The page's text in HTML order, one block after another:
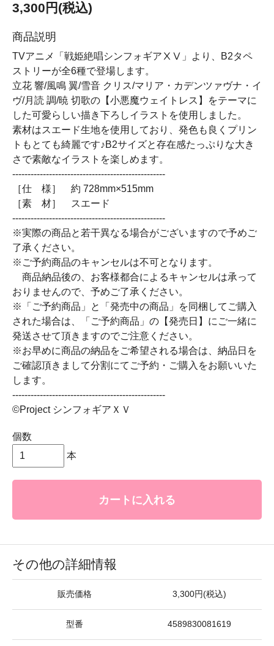
3,300円(税込)
商品説明
TVアニメ「戦姫絶唱シンフォギアⅩⅤ」より、B2タペ
ストリーが全6種で登場します。
立花 響/風鳴 翼/雪音 クリス/マリア・カデンツァヴナ・イ
ヴ/月読 調/暁 切歌の【小悪魔ウェイトレス】をテーマに
した可愛らしい描き下ろしイラストを使用しました。
素材はスエード生地を使用しており、発色も良くプリン
トもとても綺麗です♪B2サイズと存在感たっぷりな大き
さで素敵なイラストを楽しめます。
--------------------------------------------------
［仕 様］ 約 728mm×515mm
［素 材］ スエード
--------------------------------------------------
※実際の商品と若干異なる場合がございますので予めご
了承ください。
※ご予約商品のキャンセルは不可となります。
商品納品後の、お客様都合によるキャンセルは承って
おりませんので、予めご了承ください。
※「ご予約商品」と「発売中の商品」を同梱してご購入
された場合は、「ご予約商品」の【発売日】にご一緒に
発送させて頂きますのでご注意ください。
※お早めに商品の納品をご希望される場合は、納品日を
ご確認頂きまして分割にてご予約・ご購入をお願いいた
します。
--------------------------------------------------
©Project シンフォギアＸＶ
個数
本
カートに入れる
その他の詳細情報
販売価格 3,300円(税込)
型番 4589830081619